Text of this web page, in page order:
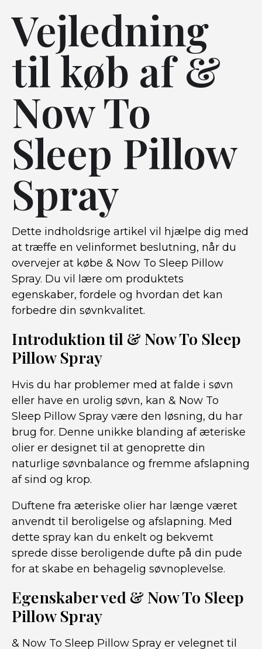
Vejledning
til køb af &
Now To
Sleep Pillow
Spray
Dette indholdsrige artikel vil hjælpe dig med
at træffe en velinformet beslutning, når du
overvejer at købe & Now To Sleep Pillow
Spray. Du vil lære om produktets
egenskaber, fordele og hvordan det kan
forbedre din søvnkvalitet.
Introduktion til & Now To Sleep
Pillow Spray
Hvis du har problemer med at falde i søvn
eller have en urolig søvn, kan & Now To
Sleep Pillow Spray være den løsning, du har
brug for. Denne unikke blanding af æteriske
olier er designet til at genoprette din
naturlige søvnbalance og fremme afslapning
af sind og krop.
Duftene fra æteriske olier har længe været
anvendt til beroligelse og afslapning. Med
dette spray kan du enkelt og bekvemt
sprede disse beroligende dufte på din pude
for at skabe en behagelig søvnoplevelse.
Egenskaber ved & Now To Sleep
Pillow Spray
& Now To Sleep Pillow Spray er velegnet til